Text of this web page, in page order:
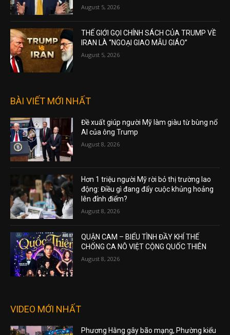
August 5, 2026
THẾ GIỚI GỌI CHÍNH SÁCH CỦA TRUMP VỀ
IRAN LÀ “NGOẠI GIAO MẪU GIÁO”
August 5, 2026
BÀI VIẾT MỚI NHẤT
Đề xuất giúp người Mỹ làm giàu từ bùng nổ
AI của ông Trump
August 8, 2026
Hơn 1 triệu người Mỹ rời bỏ thị trường lao
động: Điều gì đang đẩy cuộc khủng hoảng
lên đỉnh điểm?
August 8, 2026
QUẬN CAM – BIỂU TÌNH ĐẦY KHÍ THẾ
CHỐNG CA NÔ VIỆT CỘNG QUỐC THIÊN
August 8, 2026
VIDEO MỚI NHẤT
Phương Hằng gây bão mạng, Phường kiểu